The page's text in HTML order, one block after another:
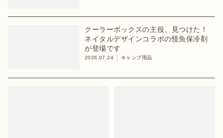
クーラーボックスの主役、見つけた！
ネイタルデザインコラボの怪魚保冷剤
が登場です
2026.07.24 キャンプ用品